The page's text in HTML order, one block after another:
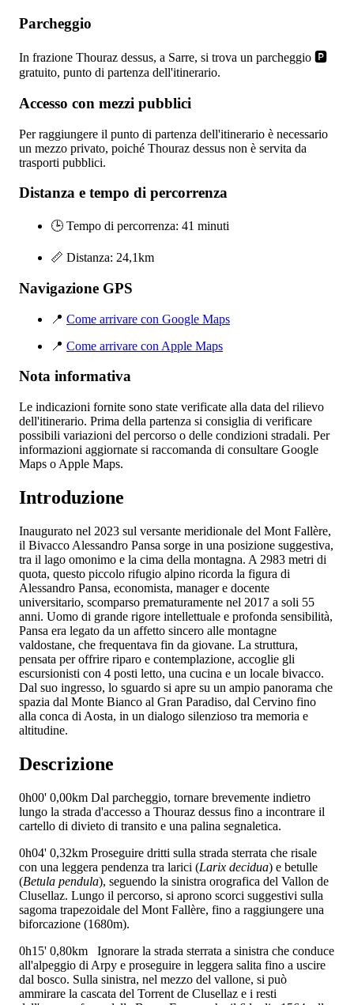
Parcheggio
In frazione Thouraz dessus, a Sarre, si trova un parcheggio 🅿️
gratuito, punto di partenza dell'itinerario.
Accesso con mezzi pubblici
Per raggiungere il punto di partenza dell'itinerario è necessario
un mezzo privato, poiché Thouraz dessus non è servita da
trasporti pubblici.
Distanza e tempo di percorrenza
🕒 Tempo di percorrenza: 41 minuti
📏 Distanza: 24,1km
Navigazione GPS
📍 Come arrivare con Google Maps
📍 Come arrivare con Apple Maps
Nota informativa
Le indicazioni fornite sono state verificate alla data del rilievo
dell'itinerario. Prima della partenza si consiglia di verificare
possibili variazioni del percorso o delle condizioni stradali. Per
informazioni aggiornate si raccomanda di consultare Google
Maps o Apple Maps.
Introduzione
Inaugurato nel 2023 sul versante meridionale del Mont Fallère,
il Bivacco Alessandro Pansa sorge in una posizione suggestiva,
tra il lago omonimo e la cima della montagna. A 2983 metri di
quota, questo piccolo rifugio alpino ricorda la figura di
Alessandro Pansa, economista, manager e docente
universitario, scomparso prematuramente nel 2017 a soli 55
anni. Uomo di grande rigore intellettuale e profonda sensibilità,
Pansa era legato da un affetto sincero alle montagne
valdostane, che frequentava fin da giovane. La struttura,
pensata per offrire riparo e contemplazione, accoglie gli
escursionisti con 4 posti letto, una cucina e un locale bivacco.
Dal suo ingresso, lo sguardo si apre su un ampio panorama che
spazia dal Monte Bianco al Gran Paradiso, dal Cervino fino
alla conca di Aosta, in un dialogo silenzioso tra memoria e
altitudine.
Descrizione
0h00' 0,00km Dal parcheggio, tornare brevemente indietro
lungo la strada d'accesso a Thouraz dessus fino a incontrare il
cartello di divieto di transito e una palina segnaletica.
0h04' 0,32km Proseguire dritti sulla strada sterrata che risale
con una leggera pendenza tra larici (Larix decidua) e betulle
(Betula pendula), seguendo la sinistra orografica del Vallon de
Clusellaz. Lungo il percorso, si aprono scorci suggestivi sulla
sagoma trapezoidale del Mont Fallère, fino a raggiungere una
biforcazione (1680m).
0h15' 0,80km
Ignorare la strada sterrata a sinistra che conduce
all'alpeggio di Arpy e proseguire in leggera salita fino a uscire
dal bosco. Sulla sinistra, nel mezzo del vallone, si può
ammirare la cascata del Torrent de Clusellaz e i resti